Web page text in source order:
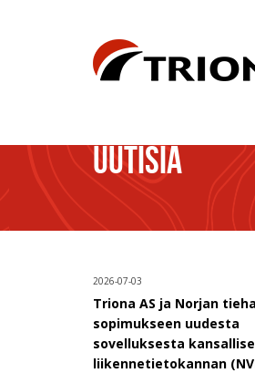
UUTISIA
2026-07-03
Triona AS ja Norjan
sopimukseen uudesta
sovelluksesta
liikennetietokannan